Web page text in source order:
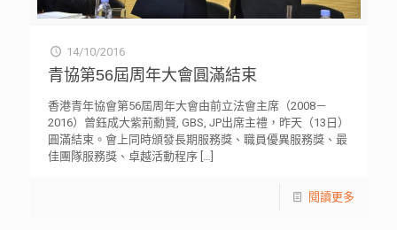
14/10/2016
青協第56屆周年大會圓滿結束
香港青年協會第56屆周年大會由前立法會主席（2008－
2016）曾鈺成大紫荊勳賢, GBS, JP出席主禮，昨天（13日）
圓滿結束。會上同時頒發長期服務獎、職員優異服務獎、最
佳團隊服務獎、卓越活動程序[…]
閱讀更多